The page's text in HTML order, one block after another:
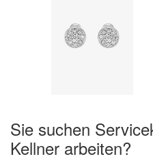
Sie suchen
Kellner arbeiten?